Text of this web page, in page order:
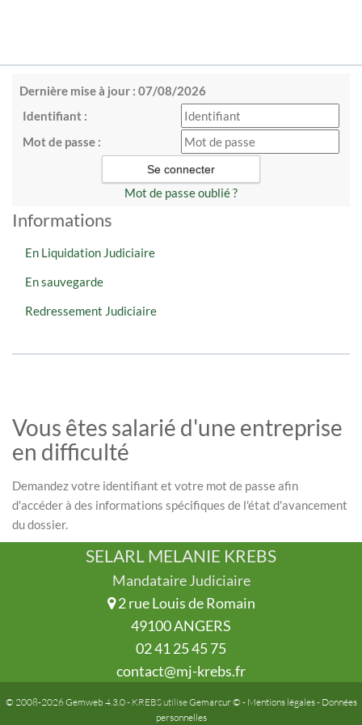
Dernière mise à jour : 07/08/2026
Identifiant :
Mot de passe :
Mot de passe oublié ?
Informations
En Liquidation Judiciaire
En sauvegarde
Redressement Judiciaire
Vous êtes salarié d'une entreprise
en difficulté
Demandez votre identifiant et votre mot de passe afin
d'accéder à des informations spécifiques de l'état d'avancement
du dossier.
SELARL MELANIE KREBS
Mandataire Judiciaire
2 rue Louis de Romain
49100 ANGERS
02 41 25 45 75
contact@mj-krebs.fr
© 2008-2026 Gemweb 4.3.0- KREBS utiliseGemarcur © - Mentions légales- Données
personnelles